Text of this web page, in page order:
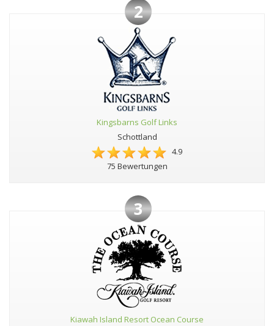
2
Kingsbarns Golf Links
Schottland
4.9
75 Bewertungen
3
Kiawah Island Resort Ocean Course